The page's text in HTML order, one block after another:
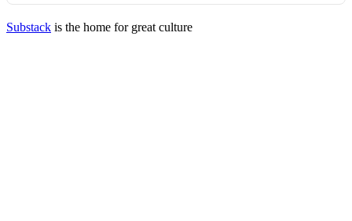
Substack is the home for great culture